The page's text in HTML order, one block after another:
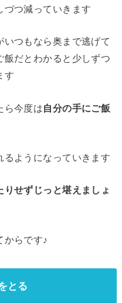
づつ減っていきます
つもなら奥まで逃げて
飯だとわかると少しずつ
す
ら今度は自分の手にご飯
ようになっていきます
りせずじっと堪えましょ
からです♪
とる